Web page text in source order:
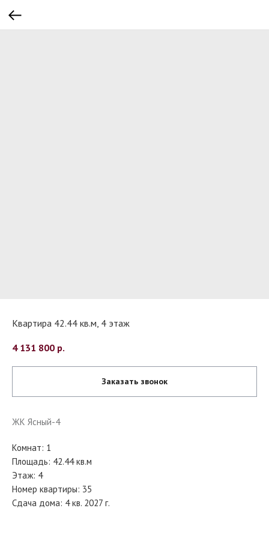
Квартира 42.44 кв.м, 4 этаж
4 131 800 р.
Заказать звонок
ЖК Ясный-4
Комнат: 1
Площадь: 42.44 кв.м
Этаж: 4
Номер квартиры: 35
Сдача дома: 4 кв. 2027 г.